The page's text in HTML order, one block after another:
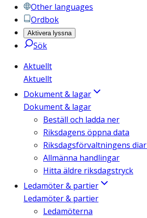
Other languages
Ordbok
Aktivera lyssna
Sök
Aktuellt
Aktuellt
Dokument & lagar
Dokument & lagar
Beställ och ladda ner
Riksdagens öppna data
Riksdagsförvaltningens
Allmänna handlingar
Hitta äldre riksdagstryck
Ledamöter & partier
Ledamöter & partier
Ledamöterna